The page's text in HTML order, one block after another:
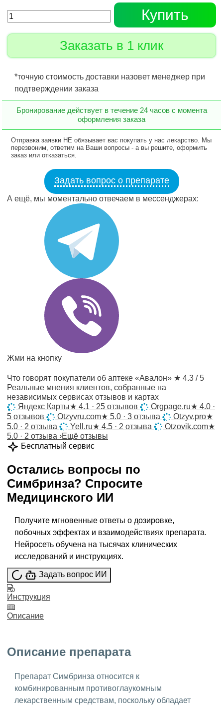
Купить
Заказать в 1 клик
*точную стоимость доставки назовет менеджер при
подтверждении заказа
Бронирование действует в течение 24 часов с момента
оформления заказа
Отправка заявки НЕ обязывает вас покупать у нас лекарство. Мы
перезвоним, ответим на Ваши вопросы - а вы решите, оформить
заказ или отказаться.
Задать вопрос о препарате
А ещё, мы моментально отвечаем в мессенджерах:
Жми на кнопку
Что говорят покупатели об аптеке «Авалон» ★ 4.3 / 5
Реальные мнения клиентов, собранные на
независимых сервисах отзывов и картах
Яндекс Карты★ 4.1 · 25 отзывов Orgpage.ru★ 4.0 ·
5 отзывов
Otzyvru.com★ 5.0 · 3 отзыва Otzyv.pro★
5.0 · 2 отзыва
Yell.ru★ 4.5 · 2 отзыва Otzovik.com★
5.0 · 2 отзыва ›Ещё отзывы
Бесплатный сервис
Остались вопросы по
Симбринза? Спросите
Медицинского ИИ
Получите мгновенные ответы о дозировке,
побочных эффектах и взаимодействиях препарата.
Нейросеть обучена на тысячах клинических
исследований и инструкциях.
Задать вопрос ИИ
Инструкция
Описание
Описание препарата
Препарат Симбринза относится к
комбинированным противоглаукомным
лекарственным средствам, поскольку обладает